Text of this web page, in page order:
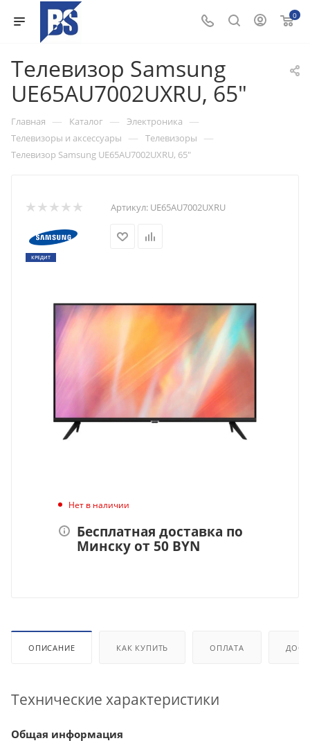
0
Телевизор Samsung
UE65AU7002UXRU, 65"
Главная — Каталог — Электроника —
Телевизоры и аксессуары — Телевизоры —
Телевизор Samsung UE65AU7002UXRU, 65"
Артикул: UE65AU7002UXRU
КРЕДИТ
Нет в наличии
Бесплатная доставка по
Минску от 50 BYN
ОПИСАНИЕ КАК КУПИТЬ ОПЛАТА
Технические характеристики
Общая информация